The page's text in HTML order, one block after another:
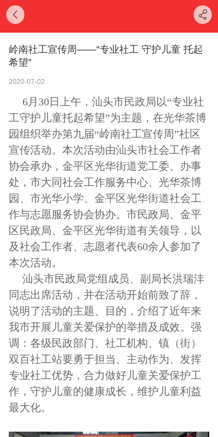
岭南社工宣传周——“专业社工 守护儿童 托起
希望”
2020-07-02
6月 30 日上午，汕头市民政局以“专业社
工守护儿童托起希望”为主题，在光华茶博
园组织举办第九届“岭南社工宣传周”社区
宣传活动。本次活动由汕头市社会工作者
协会承办，金平区光华街道党工委、办事
处，市大同社会工作服务中心、光华茶博
园、市光华小学、金平区光华街道社会工
作与志愿服务协会协办。市民政局、金平
区民政局、金平区光华街道有关领导，以
及社会工作者、志愿者代表60余人参加了
本次活动。
汕头市民政局党组成员、副局长洪瑞沣
同志出席活动，并在活动开始前致了辞，
说明了活动的主题、目的，介绍了近年来
我市开展儿童关爱保护的举措及成效。强
调：各级民政部门、社工机构、镇（街）
双百社工站要勇于担当、主动作为、发挥
专业社工优势，合力做好儿童关爱保护工
作，守护儿童的健康成长，维护儿童利益
最大化。